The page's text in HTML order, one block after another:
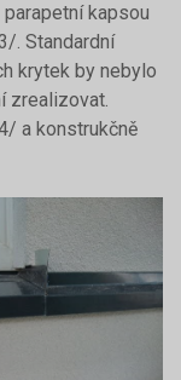
kapsou
. Standardní
krytek by nebylo
zrealizovat.
a konstrukčně